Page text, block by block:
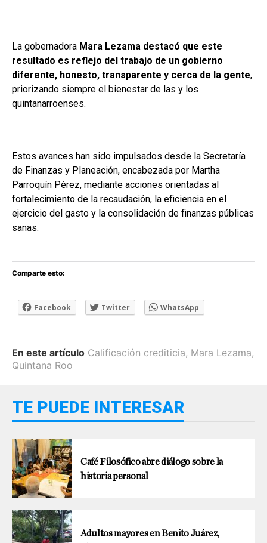
La gobernadora Mara Lezama destacó que este
resultado es reflejo del trabajo de un gobierno
diferente, honesto, transparente y cerca de la gente,
priorizando siempre el bienestar de las y los
quintanarroenses.
Estos avances han sido impulsados desde la Secretaría
de Finanzas y Planeación, encabezada por Martha
Parroquín Pérez, mediante acciones orientadas al
fortalecimiento de la recaudación, la eficiencia en el
ejercicio del gasto y la consolidación de finanzas públicas
sanas.
Comparte esto:
Facebook Twitter WhatsApp
En este artículo Calificación crediticia, Mara Lezama,
Quintana Roo
TE PUEDE INTERESAR
Café Filosófico abre diálogo sobre la
historia personal
Adultos mayores en Benito Juárez,